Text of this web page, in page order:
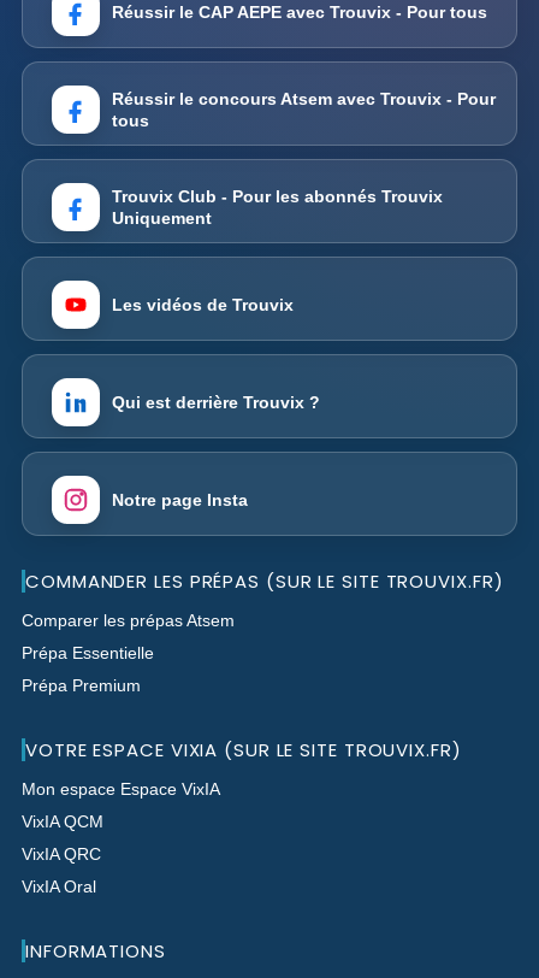
Réussir le CAP AEPE avec Trouvix - Pour tous
Réussir le concours Atsem avec Trouvix - Pour
tous
Trouvix Club - Pour les abonnés Trouvix
Uniquement
Les vidéos de Trouvix
Qui est derrière Trouvix ?
Notre page Insta
COMMANDER LES PRÉPAS (SUR LE SITE TROUVIX.FR)
Comparer les prépas Atsem
Prépa Essentielle
Prépa Premium
VOTRE ESPACE VIXIA (SUR LE SITE TROUVIX.FR)
Mon espace Espace VixIA
VixIA QCM
VixIA QRC
VixIA Oral
INFORMATIONS